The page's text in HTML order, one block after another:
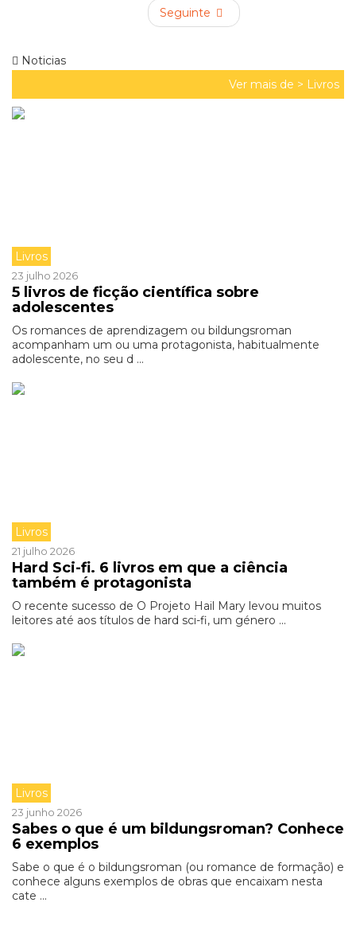
Seguinte
Noticias
Ver mais de > Livros
Livros
23 julho 2026
5 livros de ficção científica sobre
adolescentes
Os romances de aprendizagem ou bildungsroman
acompanham um ou uma protagonista, habitualmente
adolescente, no seu d ...
Livros
21 julho 2026
Hard Sci-fi. 6 livros em que a ciência
também é protagonista
O recente sucesso de O Projeto Hail Mary levou muitos
leitores até aos títulos de hard sci-fi, um género ...
Livros
23 junho 2026
Sabes o que é um bildungsroman? Conhece
6 exemplos
Sabe o que é o bildungsroman (ou romance de formação) e
conhece alguns exemplos de obras que encaixam nesta
cate ...